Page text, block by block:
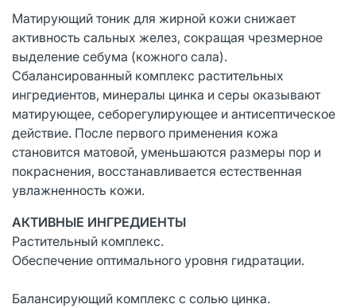
Матирующий тоник для жирной кожи снижает
активность сальных желез, сокращая чрезмерное
выделение себума (кожного сала).
Сбалансированный комплекс растительных
ингредиентов, минералы цинка и серы оказывают
матирующее, себорегулирующее и антисептическое
действие. После первого применения кожа
становится матовой, уменьшаются размеры пор и
покраснения, восстанавливается естественная
увлажненность кожи.
АКТИВНЫЕ ИНГРЕДИЕНТЫ
Растительный комплекс.
Обеспечение оптимального уровня гидратации.
Балансирующий комплекс с солью цинка.